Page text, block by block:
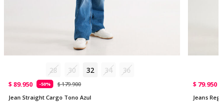
28 30 32 34 36
$ 89.950 -50%
$ 179.900
Jean Straight Cargo Tono Azul
$ 79.950
Jeans